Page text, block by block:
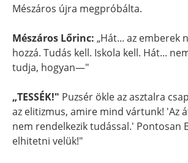
Mészáros újra megpróbálta.
Mészáros Lőrinc: „Hát... az emberek
hozzá. Tudás kell. Iskola kell. Hát...
tudja, hogyan—"
„TESSÉK!" Puzsér ökle az asztalra
az elitizmus, amire mind vártunk! 'Az
nem rendelkezik tudással.' Pontosan
elhitetni velük!"